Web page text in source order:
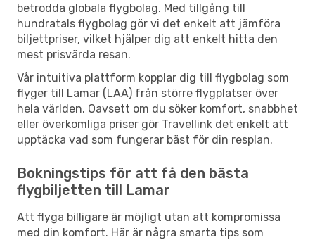
betrodda globala flygbolag. Med tillgång till
hundratals flygbolag gör vi det enkelt att jämföra
biljettpriser, vilket hjälper dig att enkelt hitta den
mest prisvärda resan.
Vår intuitiva plattform kopplar dig till flygbolag som
flyger till Lamar (LAA) från större flygplatser över
hela världen. Oavsett om du söker komfort, snabbhet
eller överkomliga priser gör Travellink det enkelt att
upptäcka vad som fungerar bäst för din resplan.
Bokningstips för att få den bästa
flygbiljetten till Lamar
Att flyga billigare är möjligt utan att kompromissa
med din komfort. Här är några smarta tips som